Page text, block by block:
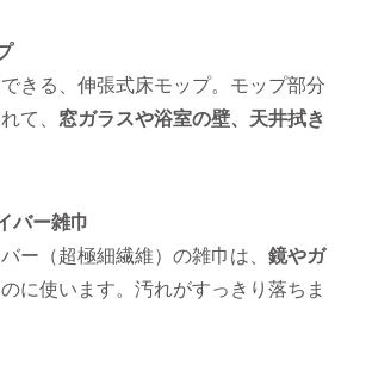
きる、伸張式床モップ。モップ部分
て、 窓ガラスや浴室の壁、天井拭き
バー雑巾
ー（超極細繊維）の雑巾は、 鏡やガ
のに使います。汚れがすっきり落ちま